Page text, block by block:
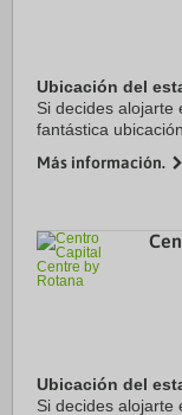
Ubicación del
Si decides alojarte
fantástica
Corniche. Además,
Más información.
Ubicación del
Si decides alojarte